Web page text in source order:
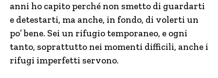
anni ho capito perché non smetto di guardarti
e detestarti, ma anche, in fondo, di volerti un
po’ bene. Sei un rifugio temporaneo, e ogni
tanto, soprattutto nei momenti difficili, anche i
rifugi imperfetti servono.